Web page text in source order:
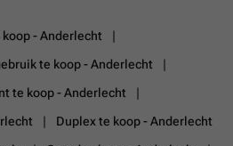
koop - Anderlecht
te koop - Anderlecht
te koop - Anderlecht
Duplex te koop - Anderlecht